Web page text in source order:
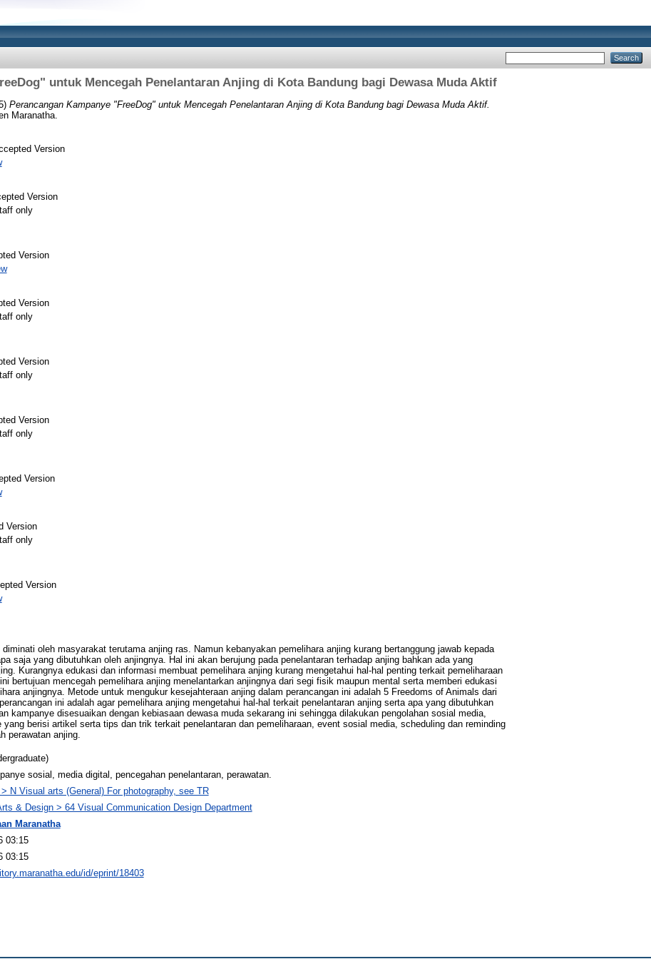
untuk Mencegah Penelantaran Anjing di Kota Bandung bagi Dewasa Muda Aktif
Perancangan Kampanye "FreeDog" untuk Mencegah Penelantaran Anjing di Kota Bandung bagi Dewasa Muda Aktif.
Maranatha.
Version
Version
only
Version
Version
only
Version
only
Version
only
Version
Version
only
Version
oleh masyarakat terutama anjing ras. Namun kebanyakan pemelihara anjing kurang bertanggung jawab kepada
saja yang dibutuhkan oleh anjingnya. Hal ini akan berujung pada penelantaran terhadap anjing bahkan ada yang
Kurangnya edukasi dan informasi membuat pemelihara anjing kurang mengetahui hal-hal penting terkait pemeliharaan
bertujuan mencegah pemelihara anjing menelantarkan anjingnya dari segi fisik maupun mental serta memberi edukasi
anjingnya. Metode untuk mengukur kesejahteraan anjing dalam perancangan ini adalah 5 Freedoms of Animals dari
ini adalah agar pemelihara anjing mengetahui hal-hal terkait penelantaran anjing serta apa yang dibutuhkan
kampanye disesuaikan dengan kebiasaan dewasa muda sekarang ini sehingga dilakukan pengolahan sosial media,
berisi artikel serta tips dan trik terkait penelantaran dan pemeliharaan, event sosial media, scheduling dan reminding
perawatan anjing.
sosial, media digital, pencegahan penelantaran, perawatan.
N Visual arts (General) For photography, see TR
& Design > 64 Visual Communication Design Department
Maranatha
03:15
03:15
id/eprint/18403